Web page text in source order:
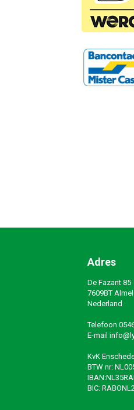
Adres
De Fazant 85
7609BT
Nederland
Telefoon
E-mail
KvK
BTW nr:
BIC: